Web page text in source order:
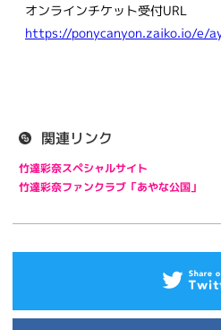
オンラインチケット受付URL
https://ponycanyon.zaiko.io/e/
関連リンク
竹達彩奈スペシャルサイト
竹達彩奈ファンクラブ「あやな公国」